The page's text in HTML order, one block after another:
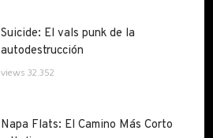
Suicide: El vals punk de la
autodestrucción
Suicide: El vals punk de la
autodestrucción
views 32.352
Napa Flats: El Camino Más Corto
Napa Flats: El Camino Más Corto